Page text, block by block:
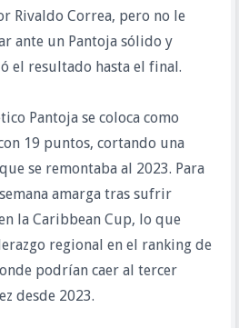
Rivaldo Correa, pero no le
ante un Pantoja sólido y
el resultado hasta el final.
Pantoja se coloca como
19 puntos, cortando una
se remontaba al 2023. Para
amarga tras sufrir
la Caribbean Cup, lo que
regional en el ranking de
podrían caer al tercer
desde 2023.